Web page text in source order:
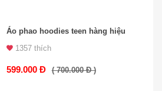
Áo phao hoodies teen hàng hiệu
1357 thích
599.000 Đ ( 700.000 Đ )